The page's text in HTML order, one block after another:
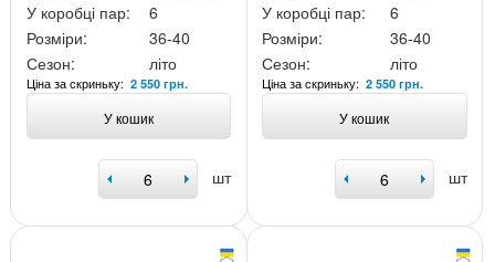
У коробці пар:
6
Розміри:
36-40
Сезон:
літо
Ціна за скриньку: 2 550 грн.
У кошик
шт
У коробці пар:
6
Розміри:
36-40
Сезон:
літо
Ціна за скриньку:2 550 грн.
У кошик
шт